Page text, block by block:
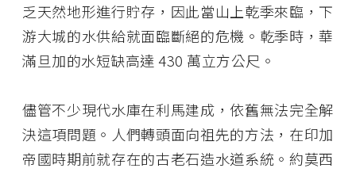
乏天然地形進行貯存，因此當山上乾季來臨，下
游大城的水供給就面臨斷絕的危機。乾季時，華
滿旦加的水短缺高達 430 萬立方公尺。
儘管不少現代水庫在利馬建成，依舊無法完全解
決這項問題。人們轉頭面向祖先的方法，在印加
帝國時期前就存在的古老石造水道系統。約莫西